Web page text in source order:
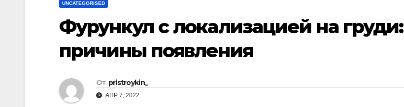
UNCATEGORISED
Фурункул с локализацией на груди:
причины появления
От pristroykin_
АПР 7, 2022